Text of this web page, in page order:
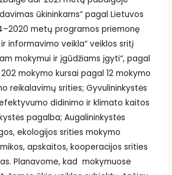
ūkininkams“ pagal Lietuvos
metų programos priemonę
informavimo veikla“ veiklos sritį
mokymui ir įgūdžiams įgyti“, pagal
mokymo kursai pagal 12 mokymo
reikalavimų srities; Gyvulininkystės
didinimo ir klimato kaitos
pagalba; Augalininkystės
ekologijos srities mokymo
apskaitos, kooperacijos srities
Planavome, kad mokymuose